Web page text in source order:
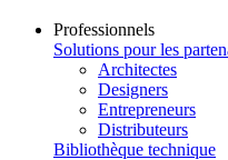
Professionnels
Solutions pour les
Architectes
Designers
Entrepreneurs
Distributeurs
Bibliothèque technique